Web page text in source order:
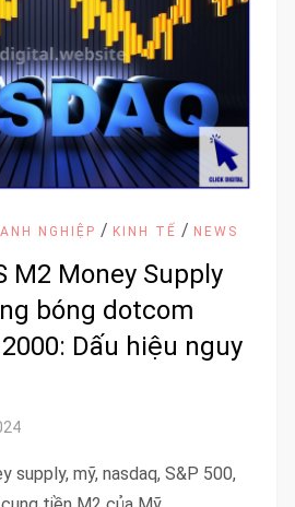
NGHIỆP / KINH TẾ / NEWS
M2 Money Supply
bóng dotcom
Dấu hiệu nguy
supply, mỹ, nasdaq, S&P 500,